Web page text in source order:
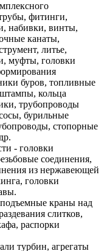
фитинги,
набивки, винты,
канаты,
литье,
муфты, головки
буров, топливные
кольца
трубопроводы
бурильные
стопорные
- головки
соединения,
из нержавеющей
головки
краны над
слитков,
распорки
турбин, агрегаты